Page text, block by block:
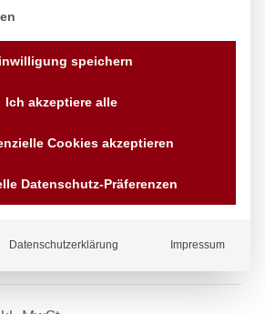
Rohreinlauf
speichern
Ich akzeptiere alle
Cookies akzeptieren
Datenschutz-Präferenzen
Datenschutzerklärung Impressum